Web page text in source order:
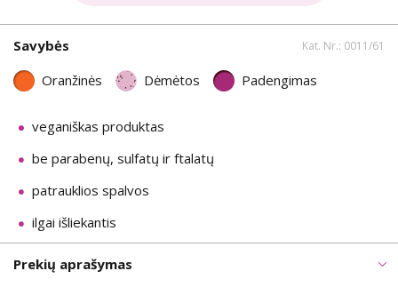
Savybės Kat. Nr.: 0011/61
Oranžinės Dėmėtos Padengimas
veganiškas produktas
be parabenų, sulfatų ir ftalatų
patrauklios spalvos
ilgai išliekantis
Prekių aprašymas